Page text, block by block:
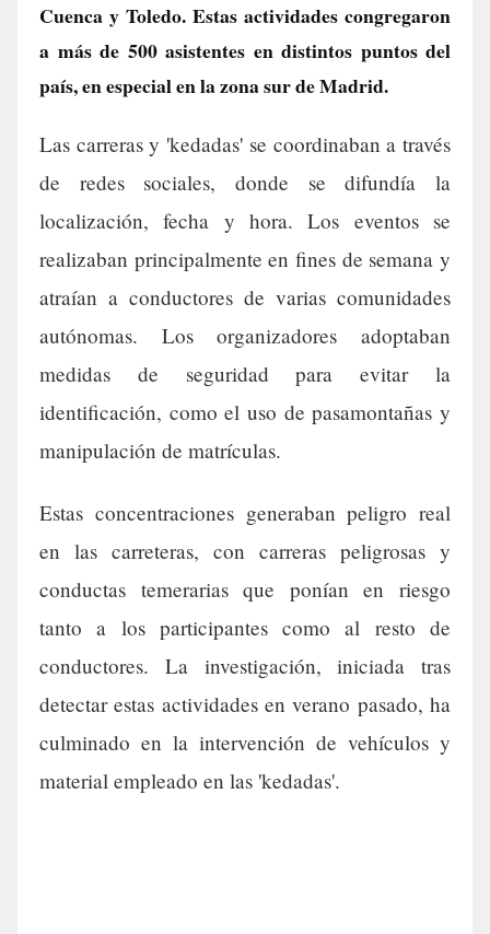
Cuenca y Toledo. Estas actividades congregaron
a más de 500 asistentes en distintos puntos del
país, en especial en la zona sur de Madrid.
Las carreras y 'kedadas' se coordinaban a través
de redes sociales, donde se difundía la
localización, fecha y hora. Los eventos se
realizaban principalmente en fines de semana y
atraían a conductores de varias comunidades
autónomas. Los organizadores adoptaban
medidas de seguridad para evitar la
identificación, como el uso de pasamontañas y
manipulación de matrículas.
Estas concentraciones generaban peligro real
en las carreteras, con carreras peligrosas y
conductas temerarias que ponían en riesgo
tanto a los participantes como al resto de
conductores. La investigación, iniciada tras
detectar estas actividades en verano pasado, ha
culminado en la intervención de vehículos y
material empleado en las 'kedadas'.